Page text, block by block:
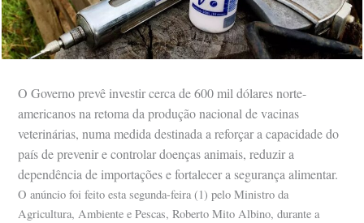
O Governo prevê investir cerca de 600 mil dólares norte-
americanos na retoma da produção nacional de vacinas
veterinárias, numa medida destinada a reforçar a capacidade do
país de prevenir e controlar doenças animais, reduzir a
dependência de importações e fortalecer a segurança alimentar.
O anúncio foi feito esta segunda-feira (1) pelo Ministro da
Agricultura, Ambiente e Pescas, Roberto Mito Albino, durante a